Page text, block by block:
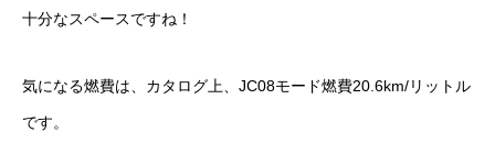
十分なスペースですね！
気になる燃費は、カタログ上、JC08モード燃費20.6km/リットル
です。